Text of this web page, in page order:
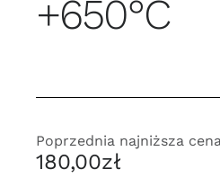
+650°C
180,00zł
Poprzednia najniższa